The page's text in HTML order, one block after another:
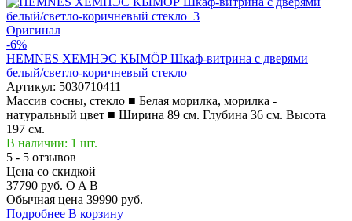
Оригинал
-6%
HEMNES ХЕМНЭС КЫМÖР Шкаф-витрина с дверями
белый/светло-коричневый стекло
Артикул: 5030710411
Массив сосны, стекло ■ Белая морилка, морилка -
натуральный цвет ■ Ширина 89 см. Глубина 36 см. Высота
197 см.
В наличии: 1 шт.
5 - 5 отзывов
Цена со скидкой
37790 руб. O A B
Обычная цена 39990 руб.
Подробнее В корзину